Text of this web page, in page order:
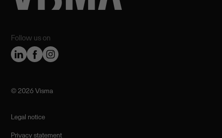
Follow us on
©️ 2026 Visma
Legal notice
Privacy statement